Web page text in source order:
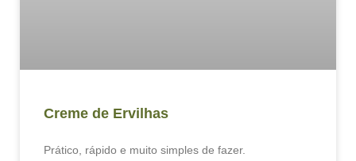
Creme de Ervilhas
Prático, rápido e muito simples de fazer.